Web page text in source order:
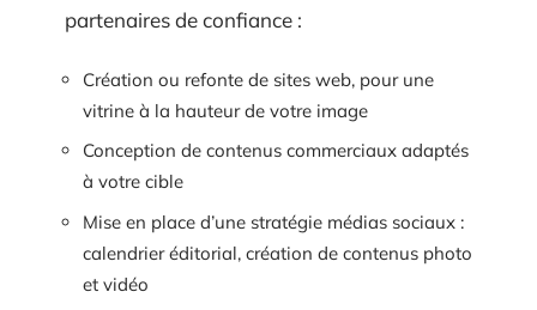
partenaires de confiance :
Création ou refonte de sites web, pour une
vitrine à la hauteur de votre image
Conception de contenus commerciaux adaptés
à votre cible
Mise en place d’une stratégie médias sociaux :
calendrier éditorial, création de contenus photo
et vidéo